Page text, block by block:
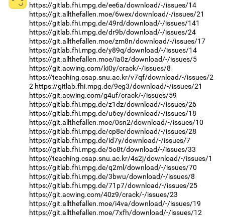
https://gitlab.fhi.mpg.de/ee6a/download/-/issues/14
https://git.allthefallen.moe/6wex/download/-/issues/21
https://gitlab.fhi.mpg.de/49rd/download/-/issues/141
https://gitlab.fhi.mpg.de/dr9b/download/-/issues/24
https://git.allthefallen.moe/zm8n/download/-/issues/17
https://gitlab.fhi.mpg.de/y89q/download/-/issues/14
https://git.allthefallen.moe/ia0z/download/-/issues/5
https://git.acwing.com/ki0y/crack/-/issues/8
https://teaching.csap.snu.ac.kr/v7qf/download/-/issues/2
2 https://gitlab.fhi.mpg.de/9eg3/download/-/issues/21
https://git.acwing.com/g4uf/crack/-/issues/59
https://gitlab.fhi.mpg.de/z1dz/download/-/issues/26
https://gitlab.fhi.mpg.de/u6ey/download/-/issues/18
https://git.allthefallen.moe/0sn2/download/-/issues/10
https://gitlab.fhi.mpg.de/cp8e/download/-/issues/28
https://gitlab.fhi.mpg.de/id7y/download/-/issues/7
https://gitlab.fhi.mpg.de/5o8t/download/-/issues/33
https://teaching.csap.snu.ac.kr/4s2j/download/-/issues/1
https://gitlab.fhi.mpg.de/q2ml/download/-/issues/70
https://gitlab.fhi.mpg.de/3bwu/download/-/issues/8
https://gitlab.fhi.mpg.de/71p7/download/-/issues/25
https://git.acwing.com/40z9/crack/-/issues/23
https://git.allthefallen.moe/i4va/download/-/issues/19
https://git.allthefallen.moe/7xfh/download/-/issues/12